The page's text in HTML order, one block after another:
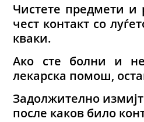
Чистете предмети и
чест контакт со
кваки.
Ако сте болни и
лекарска помош,
Задолжително
после каков било